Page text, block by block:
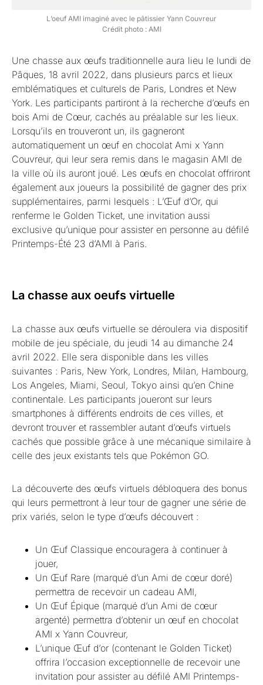
L’oeuf AMI imaginé avec le pâtissier Yann Couvreur
Crédit photo : AMI
Une chasse aux œufs traditionnelle aura lieu le lundi de
Pâques, 18 avril 2022, dans plusieurs parcs et lieux
emblématiques et culturels de Paris, Londres et New
York. Les participants partiront à la recherche d’œufs en
bois Ami de Cœur, cachés au préalable sur les lieux.
Lorsqu’ils en trouveront un, ils gagneront
automatiquement un œuf en chocolat Ami x Yann
Couvreur, qui leur sera remis dans le magasin AMI de
la ville où ils auront joué. Les œufs en chocolat offriront
également aux joueurs la possibilité de gagner des prix
supplémentaires, parmi lesquels : L’Œuf d’Or, qui
renferme le Golden Ticket, une invitation aussi
exclusive qu’unique pour assister en personne au défilé
Printemps-Été 23 d’AMI à Paris.
La chasse aux oeufs virtuelle
La chasse aux œufs virtuelle se déroulera via dispositif
mobile de jeu spéciale, du jeudi 14 au dimanche 24
avril 2022. Elle sera disponible dans les villes
suivantes : Paris, New York, Londres, Milan, Hambourg,
Los Angeles, Miami, Seoul, Tokyo ainsi qu’en Chine
continentale. Les participants joueront sur leurs
smartphones à différents endroits de ces villes, et
devront trouver et rassembler autant d’œufs virtuels
cachés que possible grâce à une mécanique similaire à
celle des jeux existants tels que Pokémon GO.
La découverte des œufs virtuels débloquera des bonus
qui leurs permettront à leur tour de gagner une série de
prix variés, selon le type d’œufs découvert :
Un Œuf Classique encouragera à continuer à
jouer,
Un Œuf Rare (marqué d’un Ami de cœur doré)
permettra de recevoir un cadeau AMI,
Un Œuf Épique (marqué d’un Ami de cœur
argenté) permettra d’obtenir un œuf en chocolat
AMI x Yann Couvreur,
L’unique Œuf d’or (contenant le Golden Ticket)
offrira l’occasion exceptionnelle de recevoir une
invitation pour assister au défilé AMI Printemps-